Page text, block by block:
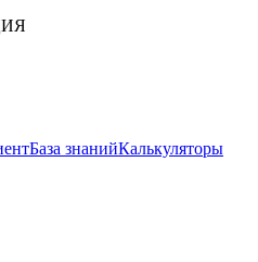
База знанийКалькуляторы